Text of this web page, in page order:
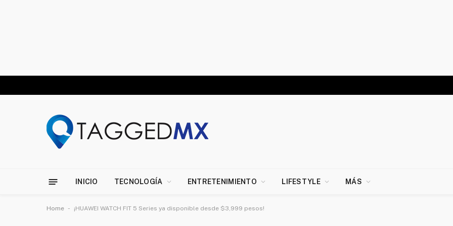
INICIO TECNOLOGÍA ENTRETENIMIENTO LIFESTYLE MÁS
Home - ¡HUAWEI WATCH FIT 5 Series ya disponible desde $3,999 pesos!